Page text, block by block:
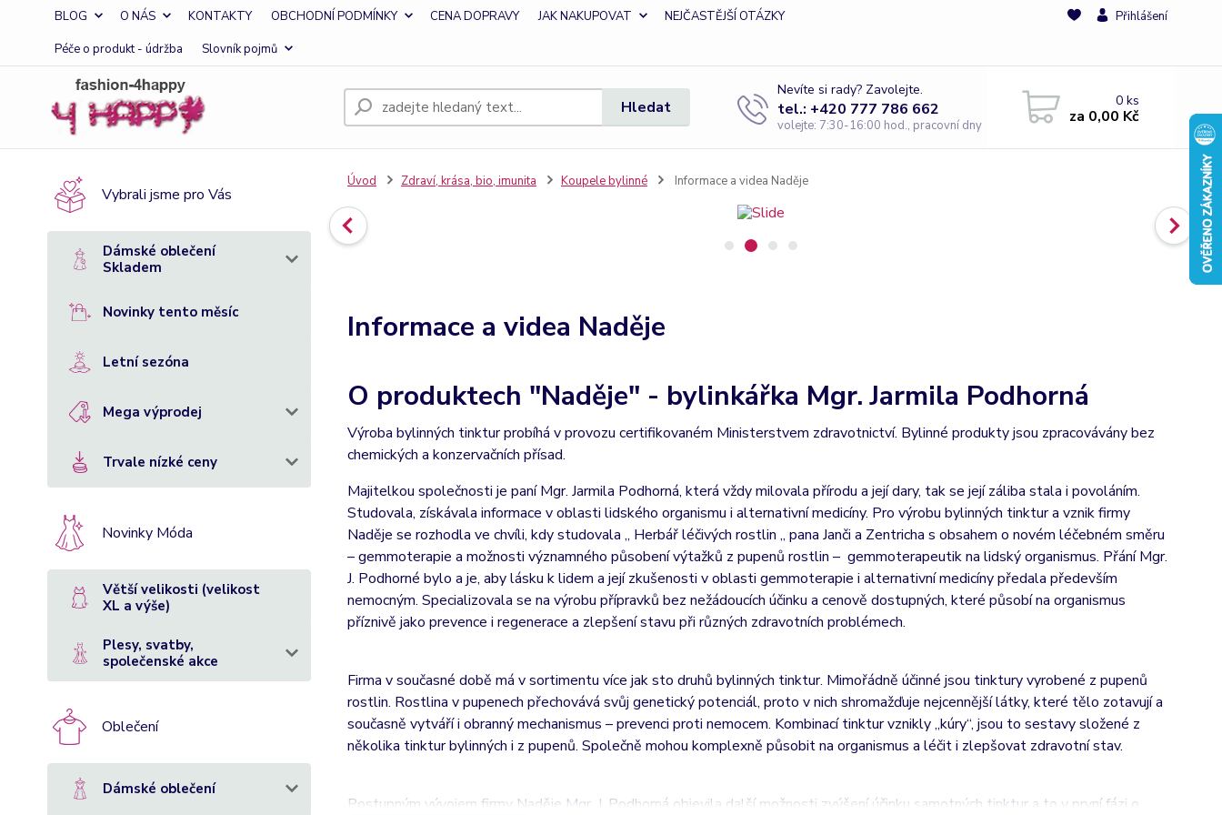
BLOG O NÁS KONTAKTY OBCHODNÍ PODMÍNKY CENA DOPRAVY JAK NAKUPOVAT
NEJČASTĚJŠÍ OTÁZKY
Péče o produkt - údržba
Slovník pojmů
Přihlášení
Hledat
Nevíte si rady? Zavolejte.
tel.: +420 777 786 662
volejte: 7:30-16:00 hod., pracovní dny
0ks
za 0,00 Kč
Vybrali jsme pro Vás
Dámské oblečení
Skladem
Novinky tento měsíc
Letní sezóna
Mega výprodej
Trvale nízké ceny
Novinky Móda
Větší velikosti (velikost
XL a výše)
Plesy, svatby,
společenské akce
Oblečení
Dámské oblečení
Úvod Zdraví, krása, bio, imunita Koupele bylinné Informace a videa Naděje
Informace a videa Naděje
O produktech "Naděje" - bylinkářka Mgr. Jarmila Podhorná
Výroba bylinných tinktur probíhá v provozu certifikovaném Ministerstvem zdravotnictví. Bylinné produkty jsou zpracovávány bez
chemických a konzervačních přísad.
Majitelkou společnosti je paní Mgr. Jarmila Podhorná, která vždy milovala přírodu a její dary, tak se její záliba stala i povoláním.
Studovala, získávala informace v oblasti lidského organismu i alternativní medicíny. Pro výrobu bylinných tinktur a vznik firmy
Naděje se rozhodla ve chvíli, kdy studovala „ Herbář léčivých rostlin „ pana Janči a Zentricha s obsahem o novém léčebném směru
– gemmoterapie a možnosti významného působení výtažků z pupenů rostlin – gemmoterapeutik na lidský organismus. Přání Mgr.
J. Podhorné bylo a je, aby lásku k lidem a její zkušenosti v oblasti gemmoterapie i alternativní medicíny předala především
nemocným. Specializovala se na výrobu přípravků bez nežádoucích účinku a cenově dostupných, které působí na organismus
příznivě jako prevence i regenerace a zlepšení stavu při různých zdravotních problémech.
Firma v současné době má v sortimentu více jak sto druhů bylinných tinktur. Mimořádně účinné jsou tinktury vyrobené z pupenů
rostlin. Rostlina v pupenech přechovává svůj genetický potenciál, proto v nich shromažďuje nejcennější látky, které tělo zotavují a
současně vytváří i obranný mechanismus – prevenci proti nemocem. Kombinací tinktur vznikly „kúry“, jsou to sestavy složené z
několika tinktur bylinných i z pupenů. Společně mohou komplexně působit na organismus a léčit i zlepšovat zdravotní stav.
Postupným vývojem firmy Naděje Mgr. J. Podhorná objevila další možnosti zvýšení účinku samotných tinktur a to v první fázi o